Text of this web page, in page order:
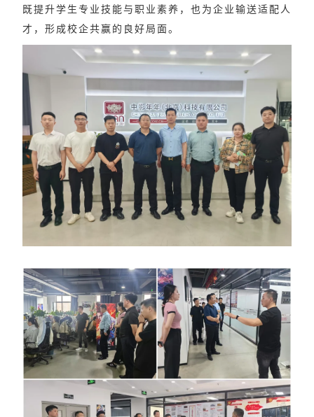
既提升学生专业技能与职业素养，也为企业输送适配人
才，形成校企共赢的良好局面。